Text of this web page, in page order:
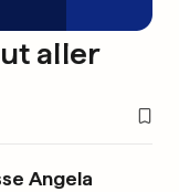
aller
Angela